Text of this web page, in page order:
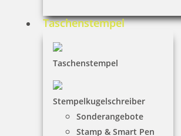
Taschenstempel
Taschenstempel
Stempelkugelschreiber
Sonderangebote
Stamp & Smart Pen
Colop Printer 50 Green Line
33,90 €